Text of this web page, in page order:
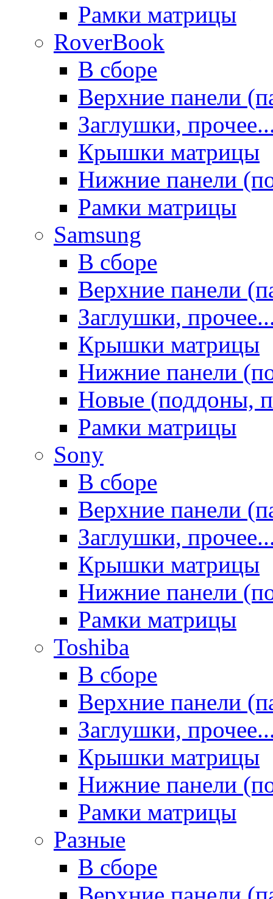
Рамки матрицы
RoverBook
В сборе
Верхние панели
Заглушки,
Крышки матрицы
Нижние панели
Рамки матрицы
Samsung
В сборе
Верхние панели
Заглушки,
Крышки матрицы
Нижние панели
Новые (поддоны,
Рамки матрицы
Sony
В сборе
Верхние панели
Заглушки,
Крышки матрицы
Нижние панели
Рамки матрицы
Toshiba
В сборе
Верхние панели
Заглушки,
Крышки матрицы
Нижние панели
Рамки матрицы
Разные
В сборе